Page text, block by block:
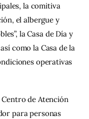
la comitiva
el albergue y
la Casa de Día y
como la Casa de la
operativas
de Atención
para personas